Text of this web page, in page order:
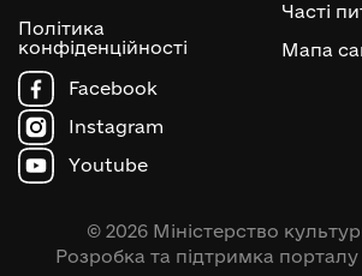
Політика
конфіденційності
Часті
Мапа
Facebook
Instagram
Youtube
© 2026 Міністерство
Розробка та підтримка